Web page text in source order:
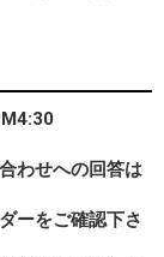
わせへの回答は
ーをご確認下さ